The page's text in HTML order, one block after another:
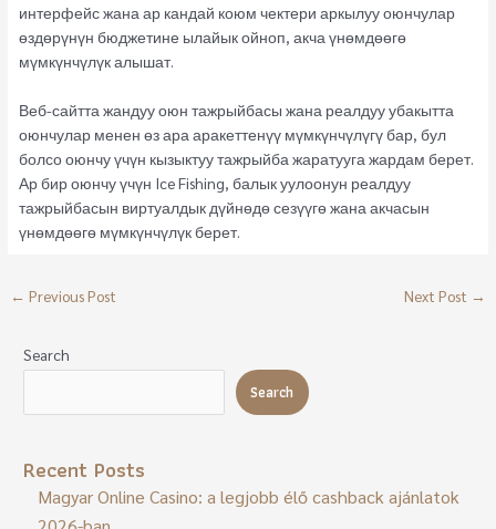
интерфейс жана ар кандай коюм чектери аркылуу оюнчулар
өздөрүнүн бюджетине ылайык ойноп, акча үнөмдөөгө
мүмкүнчүлүк алышат.
Веб-сайтта жандуу оюн тажрыйбасы жана реалдуу убакытта
оюнчулар менен өз ара аракеттенүү мүмкүнчүлүгү бар, бул
болсо оюнчу үчүн кызыктуу тажрыйба жаратууга жардам берет.
Ар бир оюнчу үчүн Ice Fishing, балык уулоонун реалдуу
тажрыйбасын виртуалдык дүйнөдө сезүүгө жана акчасын
үнөмдөөгө мүмкүнчүлүк берет.
← Previous Post Next Post →
Search
Search
Recent Posts
Magyar Online Casino: a legjobb élő cashback ajánlatok